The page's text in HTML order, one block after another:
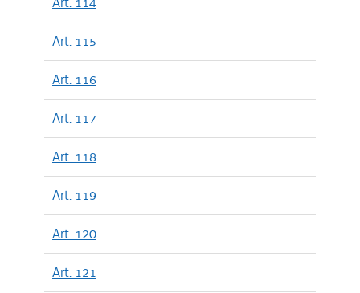
Art. 115
Art. 116
Art. 117
Art. 118
Art. 119
Art. 120
Art. 121